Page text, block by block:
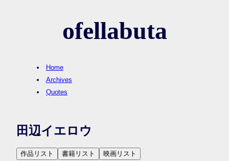
ofellabuta
Home
Archives
Quotes
田辺イエロウ
作品リスト 書籍リスト 映画リスト